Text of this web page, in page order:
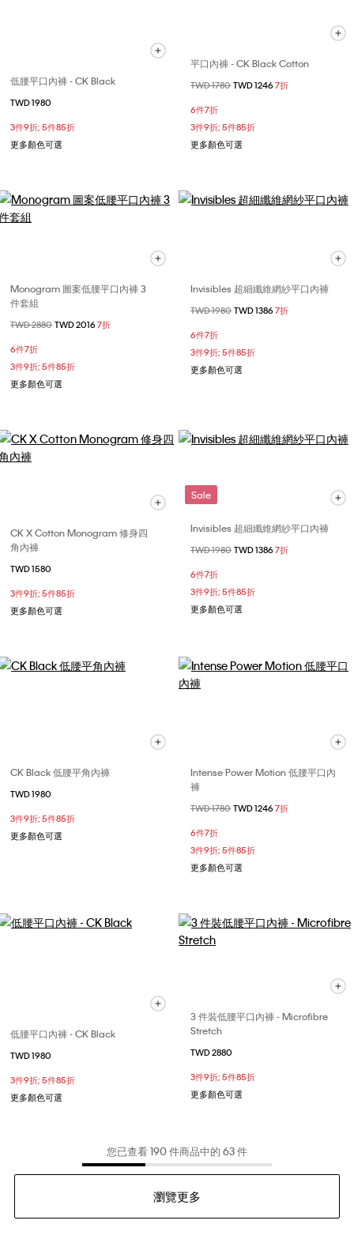
低腰平口內褲 - CK Black
TWD 1980
3件9折; 5件85折
更多顏色可選
平口內褲 - CK Black Cotton
價格扣減從
TWD 1780 至
TWD 12467折
6件7折
3件9折; 5件85折
更多顏色可選
Monogram 圖案低腰平口內褲 3
件套組
價格扣減從
TWD 2880 至
TWD 20167折
6件7折
3件9折; 5件85折
更多顏色可選
Invisibles 超細纖維網紗平口內褲
價格扣減從
TWD 1980 至
TWD 13867折
6件7折
3件9折; 5件85折
更多顏色可選
CK X Cotton Monogram 修身四
角內褲
TWD 1580
3件9折; 5件85折
更多顏色可選
Sale
Invisibles 超細纖維網紗平口內褲
價格扣減從
TWD 1980 至
TWD 13867折
6件7折
3件9折; 5件85折
更多顏色可選
CK Black 低腰平角內褲
TWD 1980
3件9折; 5件85折
更多顏色可選
Intense Power Motion 低腰平口內
褲
價格扣減從
TWD 1780 至
TWD 12467折
6件7折
3件9折; 5件85折
更多顏色可選
低腰平口內褲 - CK Black
TWD 1980
3件9折; 5件85折
更多顏色可選
3 件裝低腰平口內褲 - Microfibre
Stretch
TWD 2880
3件9折; 5件85折
更多顏色可選
您已查看 190 件商品中的 63 件
瀏覽更多